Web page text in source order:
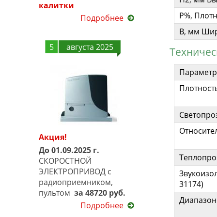
калитки
Подробнее
5 августа 2025
Акция!
До 01.09.2025 г.
СКОРОСТНОЙ
ЭЛЕКТРОПРИВОД с
радиоприемником,
пультом за 48720 руб.
Подробнее
P%,
B, мм
Параметр
31174)